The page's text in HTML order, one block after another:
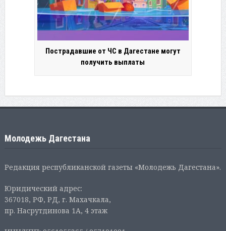
Пострадавшие от ЧС в Дагестане могут
получить выплаты
Молодежь Дагестана
Редакция республиканской газеты «Молодежь Дагестана».
Юридический адрес:
367018, РФ, РД, г. Махачкала,
пр. Насрутдинова 1А, 4 этаж